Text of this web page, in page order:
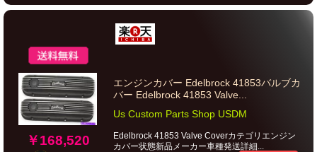
￥168,520
エンジンカバー Edelbrock 41853バルブカ
バー Edelbrock 41853 Valve...
Us Custom Parts Shop USDM
Edelbrock 41853 Valve Coverカテゴリエンジン
カバー状態新品メーカー車種発送詳細...